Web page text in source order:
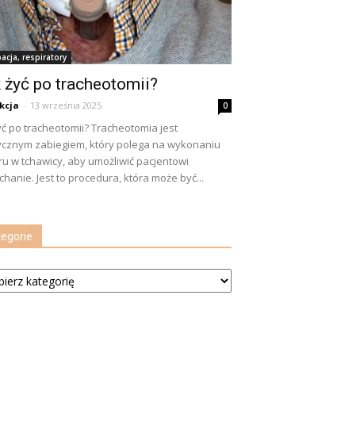
respiratory
żyć po tracheotomii?
- 13 września 2025 0
po tracheotomii? Tracheotomia jest
zabiegiem, który polega na wykonaniu
w tchawicy, aby umożliwić pacjentowi
Jest to procedura, która może być...